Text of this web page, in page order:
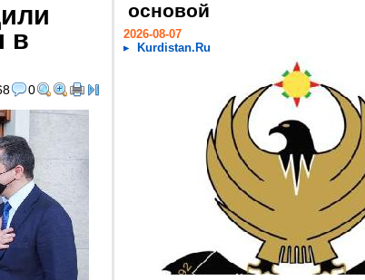
в
0
основой
2026-08-07
Kurdistan.Ru